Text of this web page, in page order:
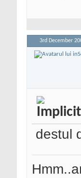
3rd December
destul